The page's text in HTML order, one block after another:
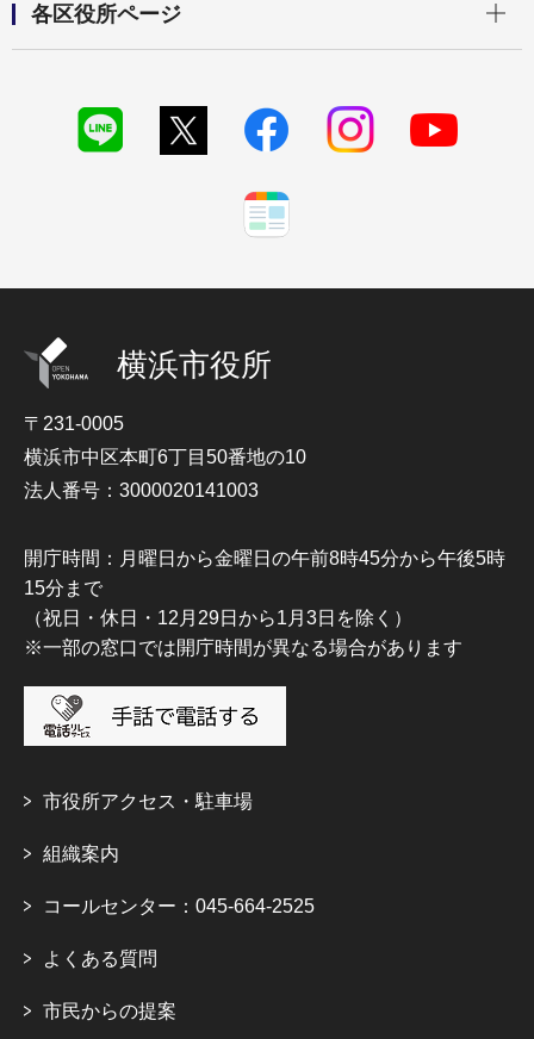
各区役所ページ
横浜市役所
〒231-0005
横浜市中区本町6丁目50番地の10
法人番号：3000020141003
開庁時間：月曜日から金曜日の午前8時45分から午後5時
15分まで
（祝日・休日・12月29日から1月3日を除く）
※一部の窓口では開庁時間が異なる場合があります
市役所アクセス・駐車場
組織案内
コールセンター：045-664-2525
よくある質問
市民からの提案